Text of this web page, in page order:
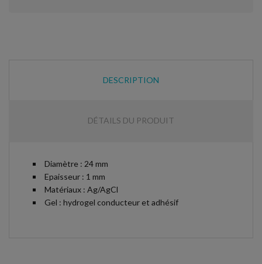
DESCRIPTION
DÉTAILS DU PRODUIT
Diamètre : 24 mm
Epaisseur : 1 mm
Matériaux : Ag/AgCl
Gel : hydrogel conducteur et adhésif